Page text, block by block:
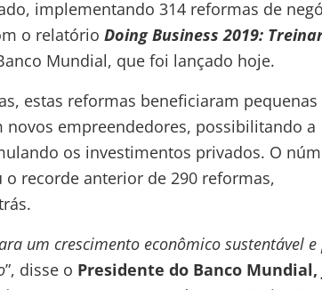
implementando 314 reformas de
o relatório Doing Business 2019:
Mundial, que foi lançado hoje.
estas reformas beneficiaram pequenas
novos empreendedores, possibilitando a
os investimentos privados. O
recorde anterior de 290 reformas,
um crescimento econômico sustentável
”, disse o Presidente do Banco Mundial,